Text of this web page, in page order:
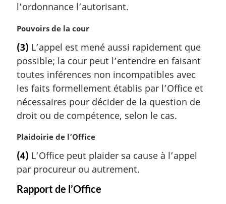
g
n
a
e
:
l’ordonnance l’autorisant.
N
t
e
m
a
r
g
i
a
l
e
:
Pouvoirs de la cour
(3) L’appel est mené aussi rapidement que
possible; la cour peut l’entendre en faisant
toutes inférences non incompatibles avec
les faits formellement établis par l’Office et
nécessaires pour décider de la question de
droit ou de compétence, selon le cas.
N
t
e
a
Plaidoirie de l’Office
(4) L’Office peut plaider sa cause à l’appel
par procureur ou autrement.
Rapport de l’Office